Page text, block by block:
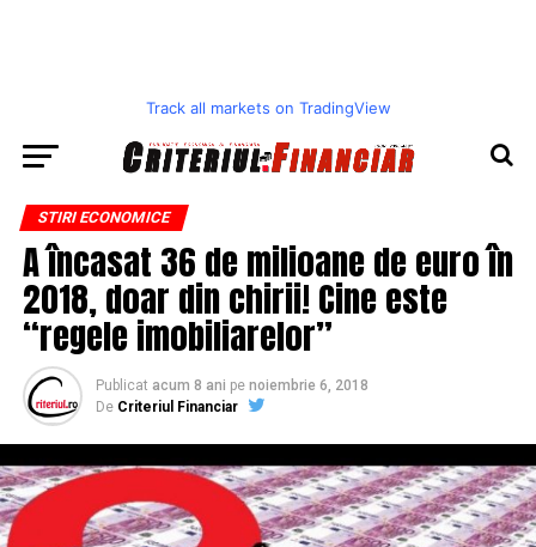
Track all markets on TradingView
STIRI ECONOMICE
A încasat 36 de milioane de euro în
2018, doar din chirii! Cine este
“regele imobiliarelor”
Publicat acum 8 ani pe noiembrie 6, 2018
De Criteriul Financiar